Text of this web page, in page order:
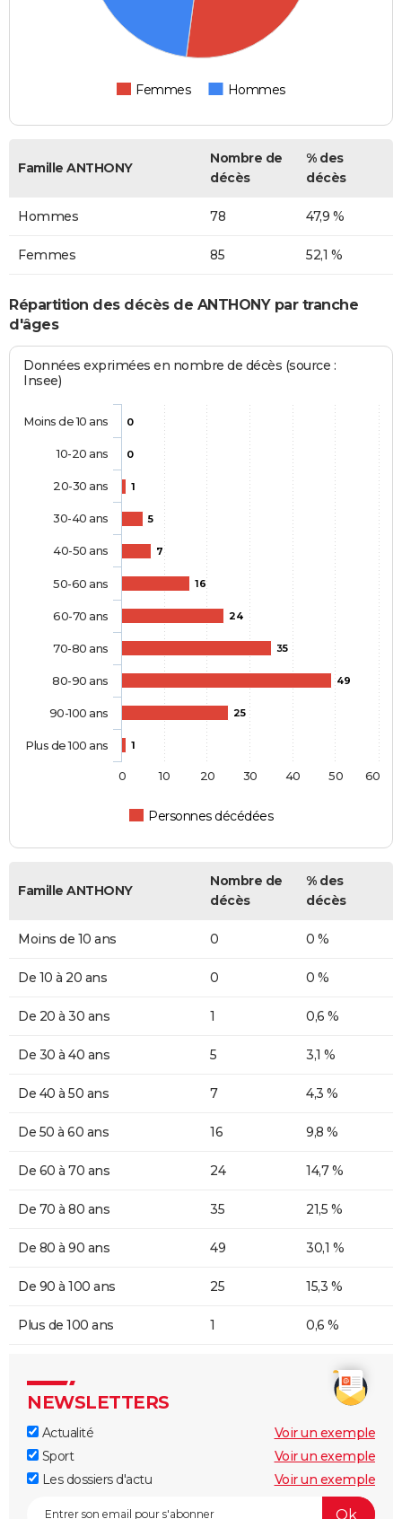
Femmes Hommes
Famille ANTHONY
Nombre de
décès
% des
décès
Hommes 78 47,9 %
Femmes 85 52,1 %
Répartition des décès de ANTHONY par tranche
d'âges
Données exprimées en nombre de décès (source :
Insee)
0
0
1
5
7
16
24
35
49
25
1
Personnes décédées
Moins de 10 ans
10-20 ans
20-30 ans
30-40 ans
40-50 ans
50-60 ans
60-70 ans
70-80 ans
80-90 ans
90-100 ans
Plus de 100 ans
0 10 20 30 40 50 60
Famille ANTHONY
Nombre de
décès
% des
décès
Moins de 10 ans 0 0 %
De 10 à 20 ans 0 0 %
De 20 à 30 ans 1 0,6 %
De 30 à 40 ans 5 3,1 %
De 40 à 50 ans 7 4,3 %
De 50 à 60 ans 16 9,8 %
De 60 à 70 ans 24 14,7 %
De 70 à 80 ans 35 21,5 %
De 80 à 90 ans 49 30,1 %
De 90 à 100 ans 25 15,3 %
Plus de 100 ans 1 0,6 %
NEWSLETTERS
Actualité
Voir un exemple
Sport
Voir un exemple
Les dossiers d'actu
Voir un exemple